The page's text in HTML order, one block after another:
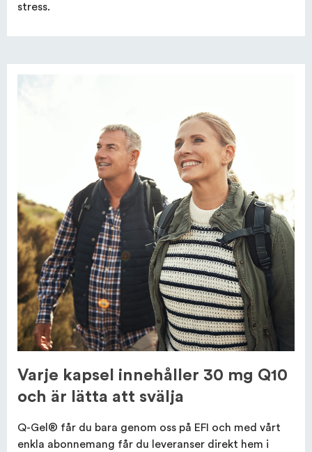
stress.
Varje kapsel innehåller 30 mg Q10
och är lätta att svälja
Q-Gel® får du bara genom oss på EFI och med vårt
enkla abonnemang får du leveranser direkt hem i